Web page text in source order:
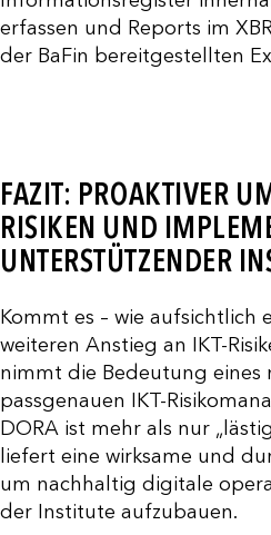
erfassen und Reports im
der BaFin bereitgestellten
FAZIT: PROAKTIVER
RISIKEN UND
UNTERSTÜTZENDER
Kommt es – wie aufsichtlich
weiteren Anstieg an IKT-
nimmt die Bedeutung eines
passgenauen IKT-
DORA ist mehr als nur
liefert eine wirksame und
um nachhaltig digitale
der Institute aufzubauen.